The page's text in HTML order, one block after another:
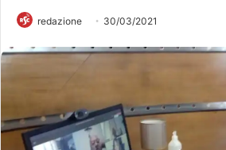
redazione 30/03/2021